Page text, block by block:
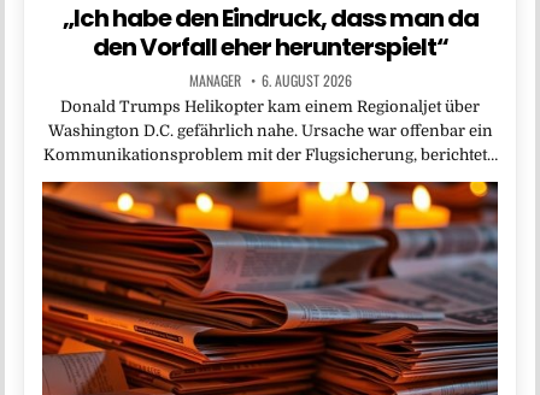
„Ich habe den Eindruck, dass man da
den Vorfall eher herunterspielt“
MANAGER 6. AUGUST 2026
Donald Trumps Helikopter kam einem Regionaljet über
Washington D.C. gefährlich nahe. Ursache war offenbar ein
Kommunikationsproblem mit der Flugsicherung, berichtet…